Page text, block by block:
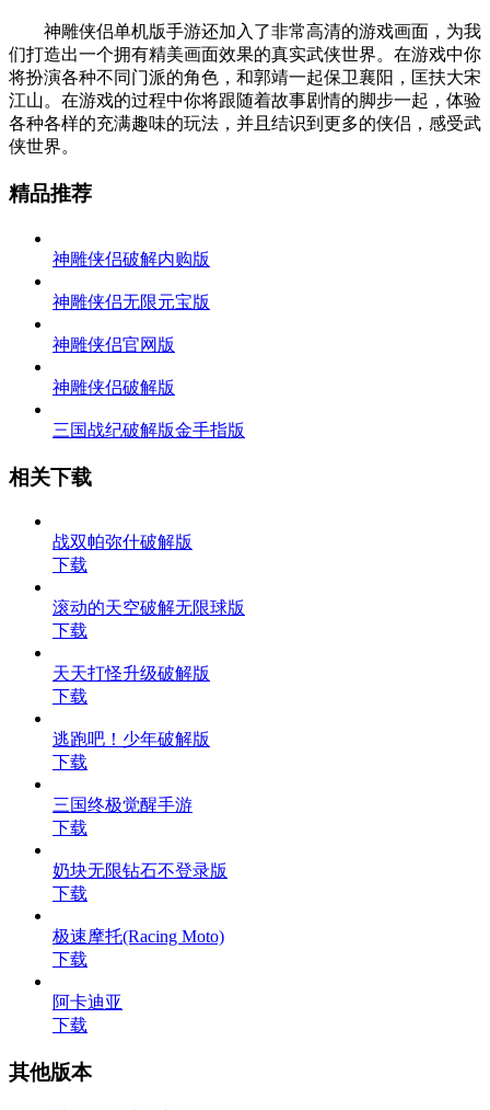
神雕侠侣单机版手游还加入了非常高清的游戏画面，为我
们打造出一个拥有精美画面效果的真实武侠世界。在游戏中你
将扮演各种不同门派的角色，和郭靖一起保卫襄阳，匡扶大宋
江山。在游戏的过程中你将跟随着故事剧情的脚步一起，体验
各种各样的充满趣味的玩法，并且结识到更多的侠侣，感受武
侠世界。
精品推荐
神雕侠侣破解内购版
神雕侠侣无限元宝版
神雕侠侣官网版
神雕侠侣破解版
三国战纪破解版金手指版
相关下载
战双帕弥什破解版
下载
滚动的天空破解无限球版
下载
天天打怪升级破解版
下载
逃跑吧！少年破解版
下载
三国终极觉醒手游
下载
奶块无限钻石不登录版
下载
极速摩托(Racing Moto)
下载
阿卡迪亚
下载
其他版本